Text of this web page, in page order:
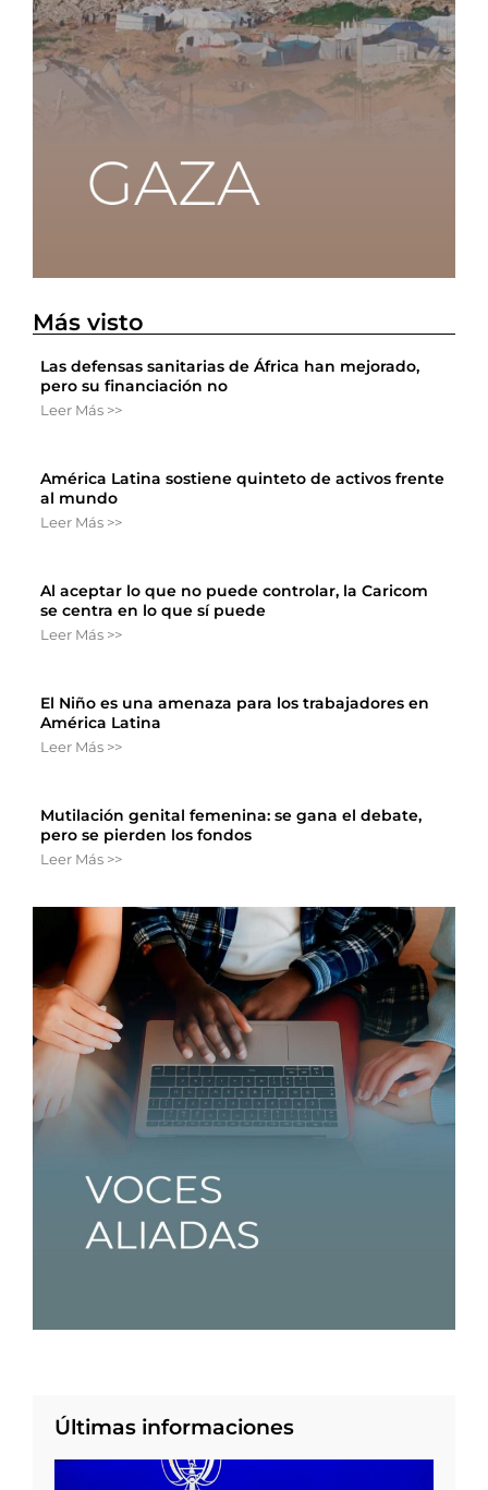
Más visto
Las defensas sanitarias de África han mejorado,
pero su financiación no
Leer Más >>
América Latina sostiene quinteto de activos frente
al mundo
Leer Más >>
Al aceptar lo que no puede controlar, la Caricom
se centra en lo que sí puede
Leer Más >>
El Niño es una amenaza para los trabajadores en
América Latina
Leer Más >>
Mutilación genital femenina: se gana el debate,
pero se pierden los fondos
Leer Más >>
Últimas informaciones